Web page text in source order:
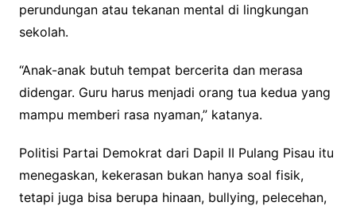
perundungan atau tekanan mental di lingkungan
sekolah.
“Anak-anak butuh tempat bercerita dan merasa
didengar. Guru harus menjadi orang tua kedua yang
mampu memberi rasa nyaman,” katanya.
Politisi Partai Demokrat dari Dapil II Pulang Pisau itu
menegaskan, kekerasan bukan hanya soal fisik,
tetapi juga bisa berupa hinaan, bullying, pelecehan,